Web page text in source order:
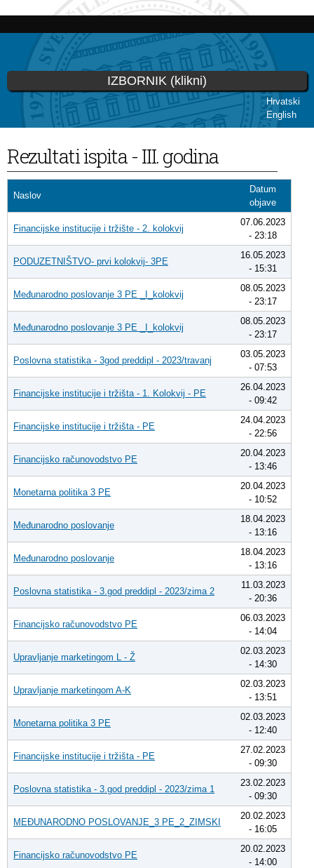
Skip to
content
Hrvatski
English
IZBORNIK (klikni)
You are here
Rezultati ispita - III. godina
Naslov
Datum
objave
Financijske institucije i tržište - 2. kolokvij
07.06.2023
- 23:18
PODUZETNIŠTVO- prvi kolokvij- 3PE
16.05.2023
- 15:31
Međunarodno poslovanje 3 PE _I_kolokvij
08.05.2023
- 23:17
Međunarodno poslovanje 3 PE _I_kolokvij
08.05.2023
- 23:17
Poslovna statistika - 3god preddipl - 2023/travanj
03.05.2023
- 07:53
Financijske institucije i tržišta - 1. Kolokvij - PE
26.04.2023
- 09:42
Financijske institucije i tržišta - PE
24.04.2023
- 22:56
Financijsko računovodstvo PE
20.04.2023
- 13:46
Monetarna politika 3 PE
20.04.2023
- 10:52
Međunarodno poslovanje
18.04.2023
- 13:16
Međunarodno poslovanje
18.04.2023
- 13:16
Poslovna statistika - 3.god preddipl - 2023/zima 2
11.03.2023
- 20:36
Financijsko računovodstvo PE
06.03.2023
- 14:04
Upravljanje marketingom L - Ž
02.03.2023
- 14:30
Upravljanje marketingom A-K
02.03.2023
- 13:51
Monetarna politika 3 PE
02.03.2023
- 12:40
Financijske institucije i tržišta - PE
27.02.2023
- 09:30
Poslovna statistika - 3.god preddipl - 2023/zima 1
23.02.2023
- 09:30
MEĐUNARODNO POSLOVANJE_3 PE_2_ZIMSKI
20.02.2023
- 16:05
Financijsko računovodstvo PE
20.02.2023
- 14:00